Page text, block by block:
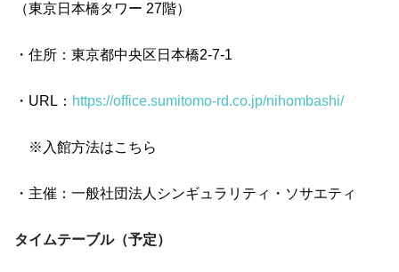
（東京日本橋タワー 27階）
・住所：東京都中央区日本橋2-7-1
・URL： https://office.sumitomo-rd.co.jp/nihombashi/
※入館方法はこちら
・主催：一般社団法人シンギュラリティ・ソサエティ
タイムテーブル（予定）